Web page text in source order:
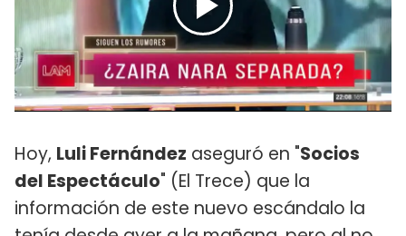
Hoy, Luli Fernández aseguró en "Socios
del Espectáculo" (El Trece) que la
información de este nuevo escándalo la